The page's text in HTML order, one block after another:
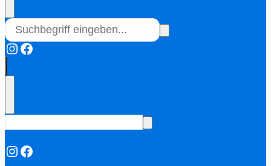
Instagram
Facebook
Instagram
Facebook